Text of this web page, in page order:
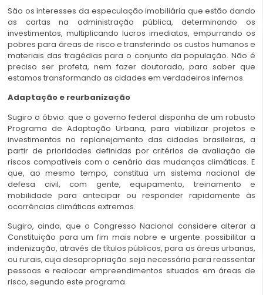
São os interesses da especulação imobiliária que estão dando
as cartas na administração pública, determinando os
investimentos, multiplicando lucros imediatos, empurrando os
pobres para áreas de risco e transferindo os custos humanos e
materiais das tragédias para o conjunto da população. Não é
preciso ser profeta, nem fazer doutorado, para saber que
estamos transformando as cidades em verdadeiros infernos.
Adaptação e reurbanização
Sugiro o óbvio: que o governo federal disponha de um robusto
Programa de Adaptação Urbana, para viabilizar projetos e
investimentos no replanejamento das cidades brasileiras, a
partir de prioridades definidas por critérios de avaliação de
riscos compatíveis com o cenário das mudanças climáticas. E
que, ao mesmo tempo, constitua um sistema nacional de
defesa civil, com gente, equipamento, treinamento e
mobilidade para antecipar ou responder rapidamente às
ocorrências climáticas extremas.
Sugiro, ainda, que o Congresso Nacional considere alterar a
Constituição para um fim mais nobre e urgente: possibilitar a
indenização, através de títulos públicos, para as áreas urbanas,
ou rurais, cuja desapropriação seja necessária para reassentar
pessoas e realocar empreendimentos situados em áreas de
risco, segundo este programa.